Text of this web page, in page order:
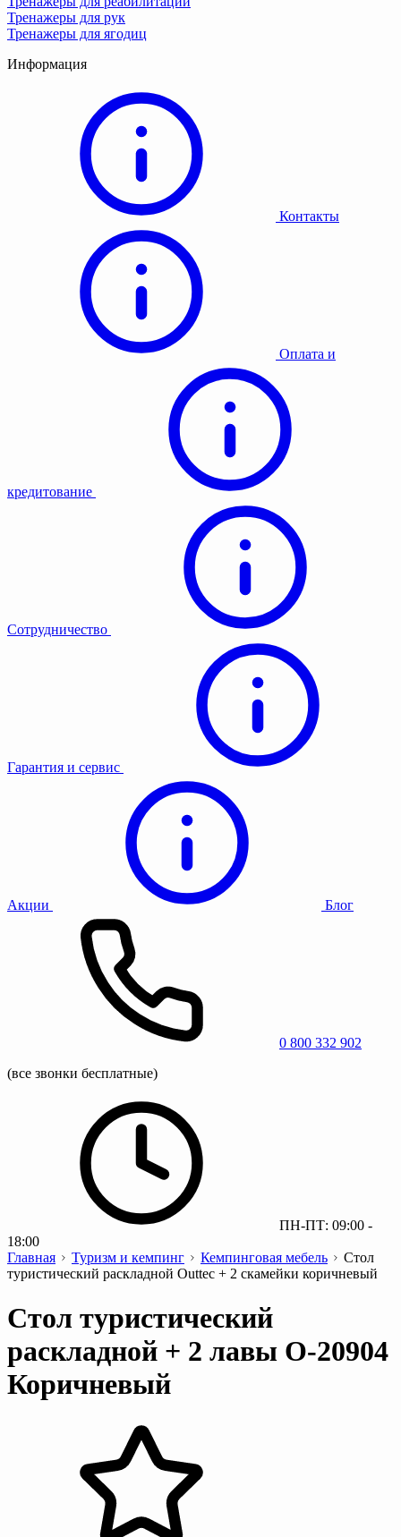
Тренажеры для рук
Тренажеры для ягодиц
Информация
Контакты
Оплата и
кредитование
Сотрудничество
Гарантия и сервис
Акции Блог
0 800 332 902
(все звонки бесплатные)
ПН-ПТ: 09:00 -
18:00
Главная
Туризм и кемпинг Кемпинговая мебель
Стол
туристический раскладной Outtec + 2 скамейки коричневый
Стол туристический
раскладной + 2 лавы O-20904
Коричневый